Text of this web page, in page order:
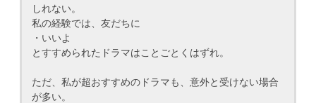
しれない。
私の経験では、友だちに
・いいよ
とすすめられたドラマはことごとくはずれ。
ただ、私が超おすすめのドラマも、意外と受けない場合
が多い。